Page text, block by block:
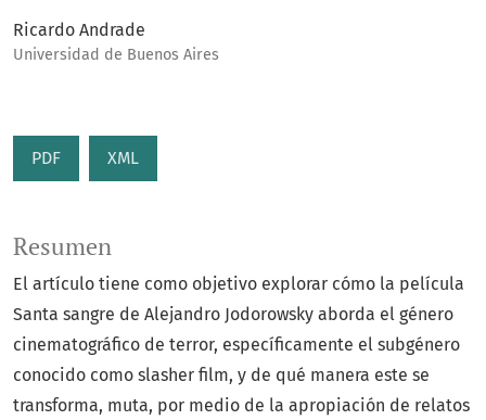
Ricardo Andrade
Universidad de Buenos Aires
PDF XML
Resumen
El artículo tiene como objetivo explorar cómo la película
Santa sangre de Alejandro Jodorowsky aborda el género
cinematográfico de terror, específicamente el subgénero
conocido como slasher film, y de qué manera este se
transforma, muta, por medio de la apropiación de relatos